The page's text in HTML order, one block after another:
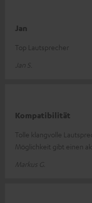
Jan
Top Lautsprecher
Jan S.
Kompatibilität
Tolle klangvolle
Möglichkeit gibt einen
Markus G.